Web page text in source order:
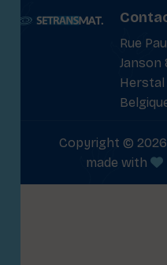
Rue
Janson
Herstal
Copyright ©
made with